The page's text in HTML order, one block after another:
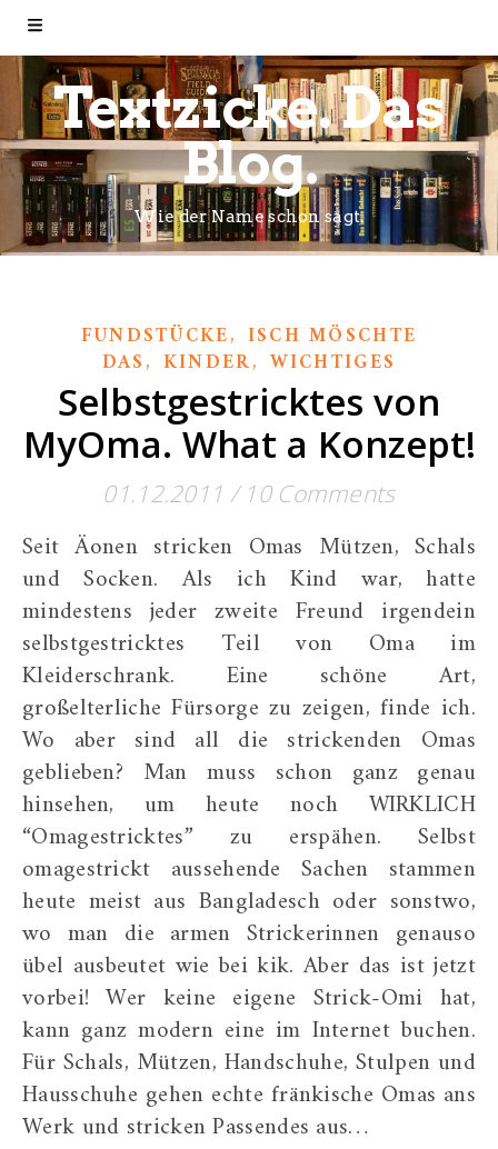
Textzicke. Das
Blog.
Wie der Name schon sagt.
FUNDSTÜCKE, ISCH MÖSCHTE
DAS, KINDER, WICHTIGES
Selbstgestricktes von
MyOma. What a Konzept!
01.12.2011 / 10 Comments
Seit Äonen stricken Omas Mützen, Schals
und Socken. Als ich Kind war, hatte
mindestens jeder zweite Freund irgendein
selbstgestricktes Teil von Oma im
Kleiderschrank. Eine schöne Art,
großelterliche Fürsorge zu zeigen, finde ich.
Wo aber sind all die strickenden Omas
geblieben? Man muss schon ganz genau
hinsehen, um heute noch WIRKLICH
“Omagestricktes” zu erspähen. Selbst
omagestrickt aussehende Sachen stammen
heute meist aus Bangladesch oder sonstwo,
wo man die armen Strickerinnen genauso
übel ausbeutet wie bei kik. Aber das ist jetzt
vorbei! Wer keine eigene Strick-Omi hat,
kann ganz modern eine im Internet buchen.
Für Schals, Mützen, Handschuhe, Stulpen und
Hausschuhe gehen echte fränkische Omas ans
Werk und stricken Passendes aus…